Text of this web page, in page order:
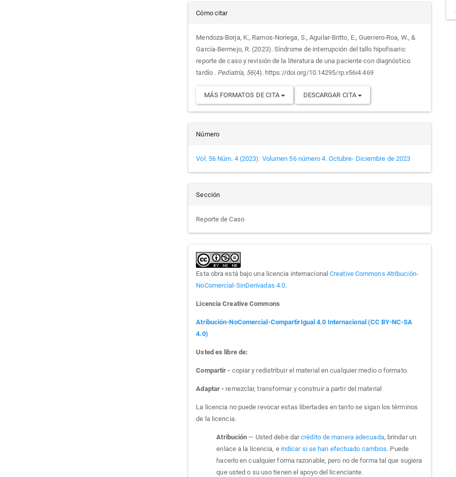
Detalles
del
artículo
Cómo citar
Mendoza-Borja, K., Ramos-Noriega, S., Aguilar-Britto, E., Guerrero-Roa, W., &
García-Bermejo, R. (2023). Síndrome de interrupción del tallo hipofisario:
reporte de caso y revisión de la literatura de una paciente con diagnóstico
tardío . Pediatría, 56(4). https://doi.org/10.14295/rp.v56i4.469
MÁS FORMATOS DE CITA DESCARGAR CITA
Número
Vol. 56 Núm. 4 (2023): Volumen 56 número 4. Octubre- Diciembre de 2023
Sección
Reporte de Caso
Esta obra está bajo una licencia internacionalCreative Commons Atribución-
NoComercial-SinDerivadas 4.0.
Licencia Creative Commons
Atribución-NoComercial-CompartirIgual 4.0 Internacional (CC BY-NC-SA
4.0)
Usted es libre de:
Compartir - copiar y redistribuir el material en cualquier medio o formato.
Adaptar - remezclar, transformar y construir a partir del material
La licencia no puede revocar estas libertades en tanto se sigan los términos
de la licencia.
Atribución — Usted debe darcrédito de manera adecuada, brindar un
enlace a la licencia, e indicar si se han efectuado cambios. Puede
hacerlo en cualquier forma razonable, pero no de forma tal que sugiera
que usted o su uso tienen el apoyo del licenciante.